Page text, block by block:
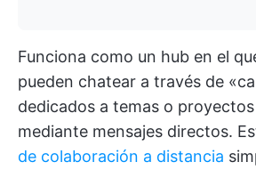
Funciona como un hub en el
pueden chatear a través de
dedicados a temas o
mediante mensajes directos.
de colaboración a distancia